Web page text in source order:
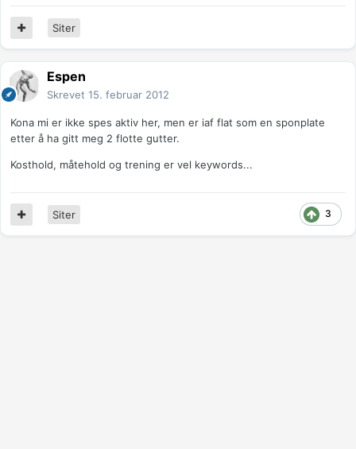
Siter
Espen
Skrevet 15. februar 2012
Kona mi er ikke spes aktiv her, men er iaf flat som en sponplate
etter å ha gitt meg 2 flotte gutter.
Kosthold, måtehold og trening er vel keywords...
3
Siter